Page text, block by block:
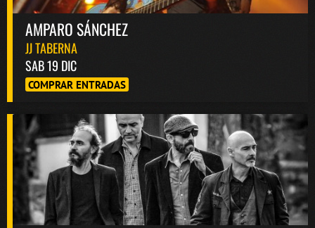
AMPARO SÁNCHEZ
JJ TABERNA
SAB 19 DIC
COMPRAR ENTRADAS